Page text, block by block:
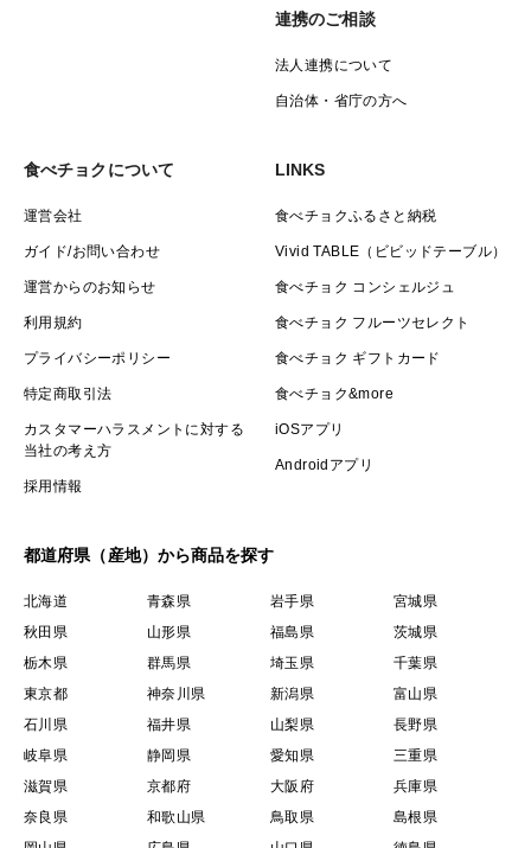
連携のご相談
法人連携について
自治体・省庁の方へ
食べチョクについて
運営会社
ガイド/お問い合わせ
運営からのお知らせ
利用規約
プライバシーポリシー
特定商取引法
カスタマーハラスメントに対する
当社の考え方
採用情報
LINKS
食べチョクふるさと納税
Vivid TABLE（ビビッドテーブル）
食べチョク コンシェルジュ
食べチョク フルーツセレクト
食べチョク ギフトカード
食べチョク&more
iOSアプリ
Androidアプリ
都道府県（産地）から商品を探す
北海道 青森県 岩手県
宮城県
秋田県
山形県 福島県
茨城県
栃木県
群馬県 埼玉県
千葉県
東京都
神奈川県 新潟県
富山県
石川県
福井県 山梨県
長野県
岐阜県
静岡県 愛知県
三重県
滋賀県
京都府 大阪府
兵庫県
奈良県
和歌山県 鳥取県
島根県